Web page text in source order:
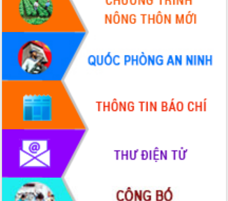
hàng tuần
Tháo gỡ những vướng mắc, đẩy mạnh
công tác cải cách thủ tục hành chính
tại Trung tâm Phục vụ hành chính
công tỉnh
Đắk Lắk: Tôn vinh 46 giải pháp tại Hội
thi Sáng tạo Kỹ thuật 2024 - 2025
Đắk Lắk rà soát, điều chỉnh Đề án 190
về phát triển nuôi trồng thủy sản
Phó Chủ tịch UBND tỉnh Đắk Lắk
Trương Công Thái kiểm tra thực địa
Dự án cao tốc Khánh Hòa - Buôn Ma
Thuột
Định vị cà phê Việt Nam như một “di
sản sống” trong dòng chảy toàn cầu
Xây dựng nông thôn mới: Nâng cao đời
sống người dân từ những mô hình thiết
thực